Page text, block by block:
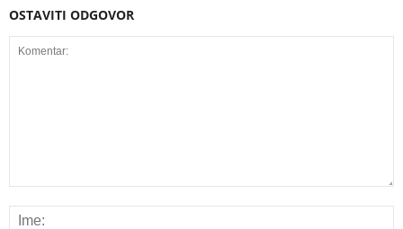
OSTAVITI ODGOVOR